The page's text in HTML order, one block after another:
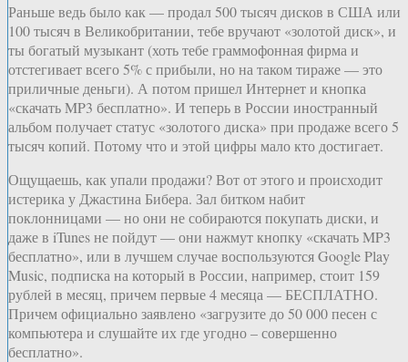
Раньше ведь было как — продал 500 тысяч дисков в США или
100 тысяч в Великобритании, тебе вручают «золотой диск», и
ты богатый музыкант (хоть тебе граммофонная фирма и
отстегивает всего 5% с прибыли, но на таком тираже — это
приличные деньги). А потом пришел Интернет и кнопка
«скачать MP3 бесплатно». И теперь в России иностранный
альбом получает статус «золотого диска» при продаже всего 5
тысяч копий. Потому что и этой цифры мало кто достигает.
Ощущаешь, как упали продажи? Вот от этого и происходит
истерика у Джастина Бибера. Зал битком набит
поклонницами — но они не собираются покупать диски, и
даже в iTunes не пойдут — они нажмут кнопку «скачать MP3
бесплатно», или в лучшем случае воспользуются Google Play
Music, подписка на который в России, например, стоит 159
рублей в месяц, причем первые 4 месяца — БЕСПЛАТНО.
Причем официально заявлено «загрузите до 50 000 песен с
компьютера и слушайте их где угодно – совершенно
бесплатно».